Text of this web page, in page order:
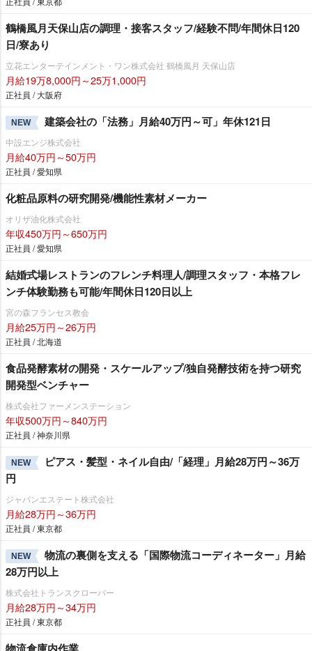
鶴橋風月天保山店の調理・接客スタッフ/経験不問/年間休日120
日/寮あり
立花エンターテインメント・ワン株式会社 鶴橋風月 天保山店
月給19万8,000円～25万1,000円
正社員 / 大阪府
NEW 建築会社の「法務」月給40万円～可」年休121日
中設エンジ株式会社
月給40万円～50万円
正社員 / 愛知県
化粧品原料の研究開発/機能性素材メーカー
オリザ油化株式会社
年収450万円～650万円
正社員 / 愛知県
結婚式場レストランのフレンチ料理人/調理スタッフ・本格フレ
ンチ体験勤務も可能/年間休日120日以上
宮の森フランセス教会
月給25万円～26万円
正社員 / 北海道
食品発酵素材の開発・スケールアップ/独自発酵技術を持つ研究
開発型ベンチャー
株式会社ファーメンステーション
年収500万円～840万円
正社員 / 神奈川県
NEW
ピアス・髪型・ネイル自由/「経理」月給28万円～36万
円
ジャパンエステート株式会社
月給28万円～36万円
正社員 / 東京都
NEW
物流の裏側を支える「国際物流コーディネーター」月給
28万円以上
株式会社トランスクローバー
月給28万円～34万円
正社員 / 東京都